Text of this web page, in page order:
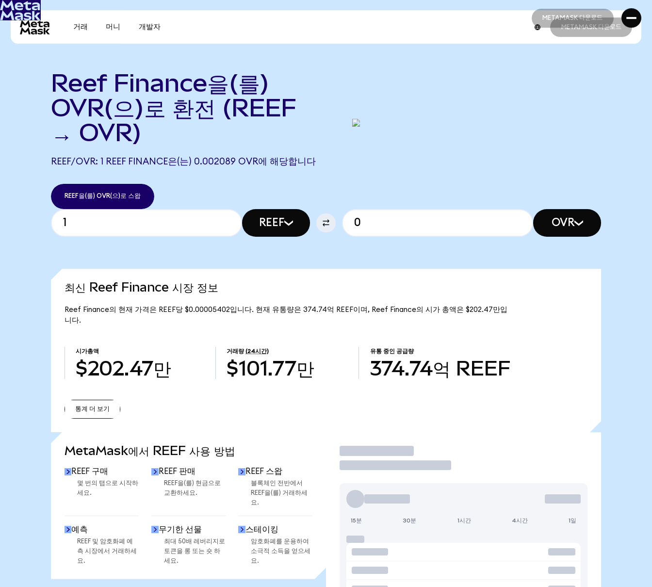
METAMASK 다운로드
METAMASK 다운로드
거래 머니 개발자 METAMASK 다운로드
Reef Finance을(를)
OVR(으)로 환전 (REEF
→ OVR)
REEF/OVR: 1 REEF FINANCE은(는) 0.002089 OVR에 해당합니다
REEF을(를) OVR(으)로 스왑
REEF OVR
최신 Reef Finance 시장 정보
Reef Finance의 현재 가격은 REEF당 $0.00005402입니다. 현재 유통량은 374.74억 REEF이며, Reef Finance의 시가 총액은 $202.47만입
니다.
시가총액
$202.47만
거래량 (24시간)
$101.77만
유통 중인 공급량
374.74억 REEF
통계 더 보기
MetaMask에서 REEF 사용 방법
REEF 구매
몇 번의 탭으로 시작하
세요.
REEF 판매
REEF을(를) 현금으로
교환하세요.
REEF 스왑
블록체인 전반에서
REEF을(를) 거래하세
요.
예측
REEF 및 암호화폐 예
측 시장에서 거래하세
요.
무기한 선물
최대 50배 레버리지로
토큰을 롱 또는 숏 하
세요.
스테이킹
암호화폐를 운용하여
소극적 소득을 얻으세
요.
거래
15분 30분 1시간 4시간 1일